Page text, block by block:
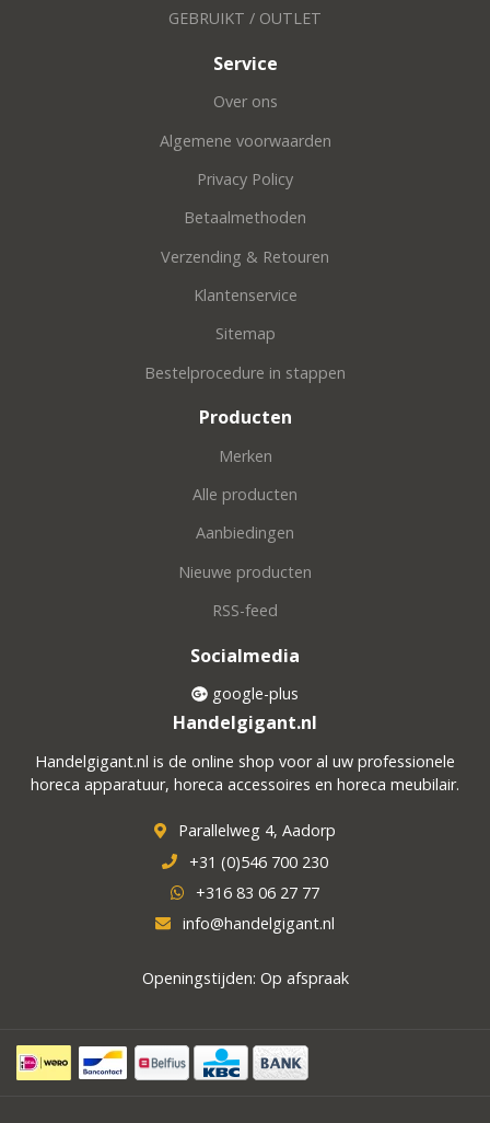
GEBRUIKT / OUTLET
Service
Over ons
Algemene voorwaarden
Privacy Policy
Betaalmethoden
Verzending & Retouren
Klantenservice
Sitemap
Bestelprocedure in stappen
Producten
Merken
Alle producten
Aanbiedingen
Nieuwe producten
RSS-feed
Socialmedia
google-plus
Handelgigant.nl
Handelgigant.nl is de online shop voor al uw professionele
horeca apparatuur, horeca accessoires en horeca meubilair.
Parallelweg 4, Aadorp
+31 (0)546 700 230
+316 83 06 27 77
info@handelgigant.nl
Openingstijden: Op afspraak